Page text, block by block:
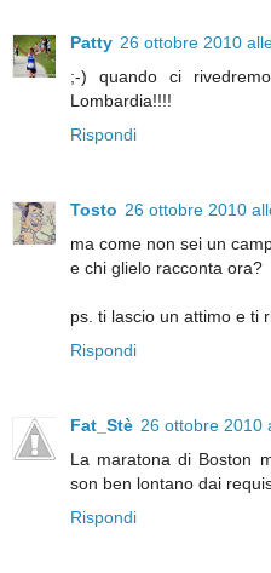
Patty 26 ottobre 2010
;-) quando ci
Lombardia!!!!
Rispondi
Tosto 26 ottobre 2010
ma come non sei un
e chi glielo racconta ora?
ps. ti lascio un attimo e ti
Rispondi
Fat_Stè 26 ottobre 2010
La maratona di Boston
son ben lontano dai
Rispondi